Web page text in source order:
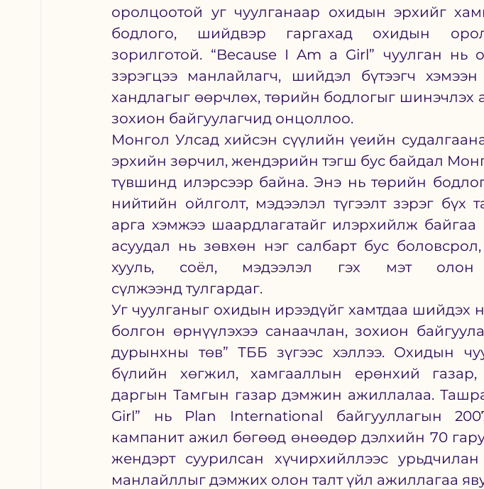
оролцоотой уг чуулганаар охидын эрхийг
бодлого, шийдвэр гаргахад охидын
зорилготой. “Because I Am a Girl” чуулган нь
зэрэгцээ манлайлагч, шийдэл бүтээгч
хандлагыг өөрчлөх, төрийн бодлогыг шинэчлэх
зохион байгуулагчид онцоллоо.
Монгол Улсад хийсэн сүүлийн үеийн
эрхийн зөрчил, жендэрийн тэгш бус байдал
түвшинд илэрсээр байна. Энэ нь төрийн
нийтийн ойлголт, мэдээлэл түгээлт зэрэг бүх
арга хэмжээ шаардлагатайг илэрхийлж
асуудал нь зөвхөн нэг салбарт бус
хууль, соёл, мэдээлэл гэх мэт олон
сүлжээнд тулгардаг.
Уг чуулганыг охидын ирээдүйг хамтдаа шийдэх
болгон өрнүүлэхээ санаачлан, зохион
дурынхны төв” ТББ зүгээс хэллээ. Охидын
бүлийн хөгжил, хамгааллын ерөнхий
даргын Тамгын газар дэмжин ажиллалаа.
Girl” нь Plan International байгууллагын
кампанит ажил бөгөөд өнөөдөр дэлхийн 70
жендэрт суурилсан хүчирхийллээс
манлайллыг дэмжих олон талт үйл ажиллагаа